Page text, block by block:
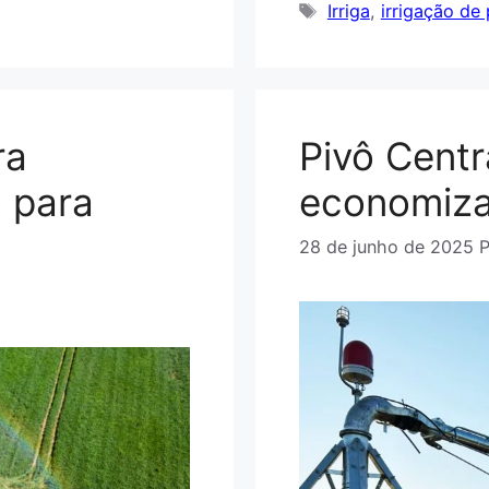
Tags
Irriga, irrigação de
para
Pivô
28 de junho de 2025